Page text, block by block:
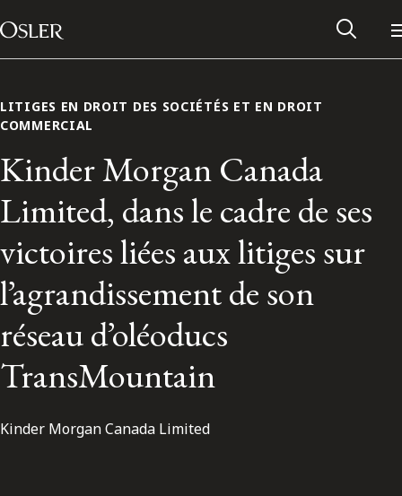
Passer au contenu
Main Navigation
Réseau des anciens d’Osler
Contactez-nous
LITIGES EN DROIT DES SOCIÉTÉS ET EN DROIT
COMMERCIAL
Kinder Morgan Canada
Limited, dans le cadre de ses
victoires liées aux litiges sur
l’agrandissement de son
réseau d’oléoducs
TransMountain
Kinder Morgan Canada Limited